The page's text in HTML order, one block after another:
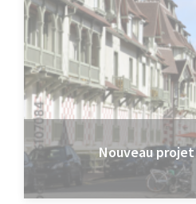
Nouveau projet